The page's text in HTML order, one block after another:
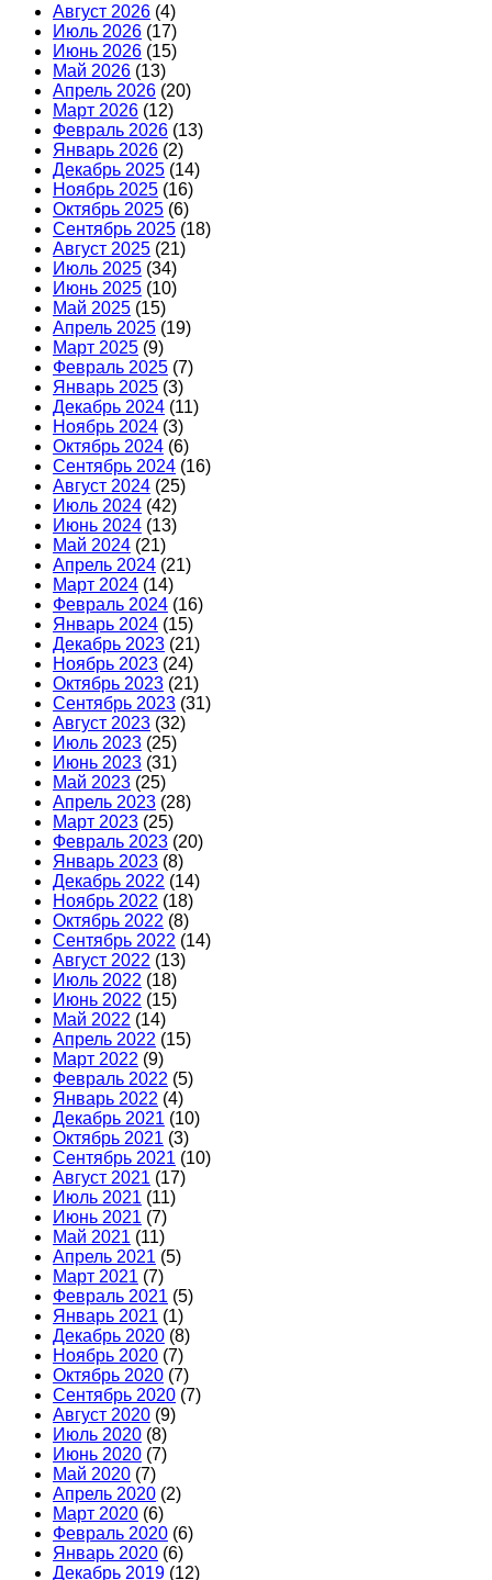
Август 2026 (4)
Июль 2026 (17)
Июнь 2026 (15)
Май 2026 (13)
Апрель 2026 (20)
Март 2026 (12)
Февраль 2026 (13)
Январь 2026 (2)
Декабрь 2025 (14)
Ноябрь 2025 (16)
Октябрь 2025 (6)
Сентябрь 2025 (18)
Август 2025 (21)
Июль 2025 (34)
Июнь 2025 (10)
Май 2025 (15)
Апрель 2025 (19)
Март 2025 (9)
Февраль 2025 (7)
Январь 2025 (3)
Декабрь 2024 (11)
Ноябрь 2024 (3)
Октябрь 2024 (6)
Сентябрь 2024 (16)
Август 2024 (25)
Июль 2024 (42)
Июнь 2024 (13)
Май 2024 (21)
Апрель 2024 (21)
Март 2024 (14)
Февраль 2024 (16)
Январь 2024 (15)
Декабрь 2023 (21)
Ноябрь 2023 (24)
Октябрь 2023 (21)
Сентябрь 2023 (31)
Август 2023 (32)
Июль 2023 (25)
Июнь 2023 (31)
Май 2023 (25)
Апрель 2023 (28)
Март 2023 (25)
Февраль 2023 (20)
Январь 2023 (8)
Декабрь 2022 (14)
Ноябрь 2022 (18)
Октябрь 2022 (8)
Сентябрь 2022 (14)
Август 2022 (13)
Июль 2022 (18)
Июнь 2022 (15)
Май 2022 (14)
Апрель 2022 (15)
Март 2022 (9)
Февраль 2022 (5)
Январь 2022 (4)
Декабрь 2021 (10)
Октябрь 2021 (3)
Сентябрь 2021 (10)
Август 2021 (17)
Июль 2021 (11)
Июнь 2021 (7)
Май 2021 (11)
Апрель 2021 (5)
Март 2021 (7)
Февраль 2021 (5)
Январь 2021 (1)
Декабрь 2020 (8)
Ноябрь 2020 (7)
Октябрь 2020 (7)
Сентябрь 2020 (7)
Август 2020 (9)
Июль 2020 (8)
Июнь 2020 (7)
Май 2020 (7)
Апрель 2020 (2)
Март 2020 (6)
Февраль 2020 (6)
Январь 2020 (6)
Декабрь 2019 (12)